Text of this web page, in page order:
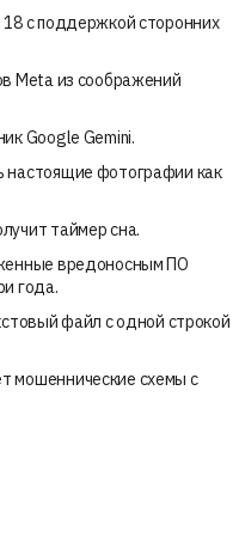
с поддержкой сторонних
Meta из соображений
Google Gemini.
настоящие фотографии как
таймер сна.
вредоносным ПО
года.
файл с одной строкой
мошеннические схемы с